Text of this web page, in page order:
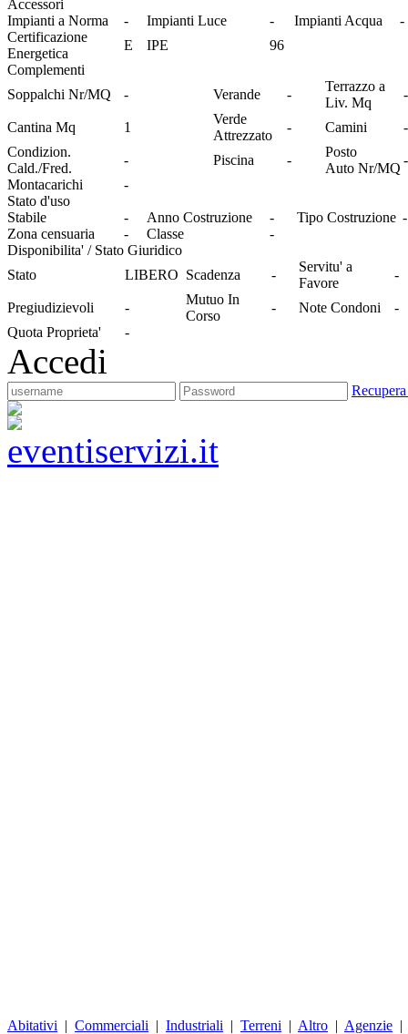
Accessori
Impianti a Norma
- Impianti Luce - Impianti Acqua
-
Certificazione
Energetica
E IPE
96
Complementi
Soppalchi Nr/MQ
- Verande -
Terrazzo a
Liv. Mq
-
Cantina Mq 1
Verde
Attrezzato
- Camini
-
Condizion.
Cald./Fred.
- Piscina -
Posto
Auto Nr/MQ
-
Montacarichi
-
Stato d'uso
Stabile
- Anno Costruzione - Tipo Costruzione -
Zona censuaria
- Classe
-
Disponibilita' / Stato Giuridico
Stato
LIBERO Scadenza -
Servitu' a
Favore
-
Pregiudizievoli -
Mutuo In
Corso
- Note Condoni
-
Quota Proprieta'
-
Accedi
Abitativi | Commerciali | Industriali | Terreni | Altro | Agenzie